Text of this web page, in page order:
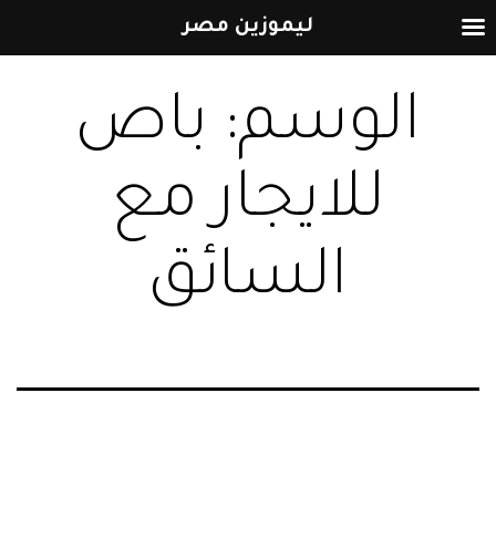
إلى
المحتوىالوسم: باص
للايجار مع
السائق
ليموزين مصر